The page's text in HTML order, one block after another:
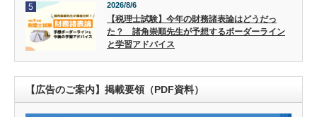
5 2026/8/6
【税理士試験】今年の財務諸表論はどうだっ
た？ 諸角崇順先生が予想するボーダーライン
と学習アドバイス
【広告のご案内】掲載要領（PDF資料）